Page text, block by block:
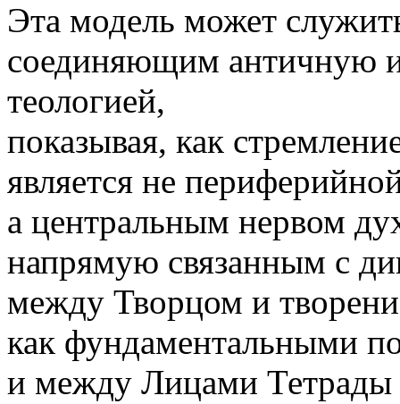
Эта модель может
соединяющим античную
теологией,
показывая, как
является не
а центральным нервом
напрямую связанным с
между Творцом и
как фундаментальными
и между Лицами